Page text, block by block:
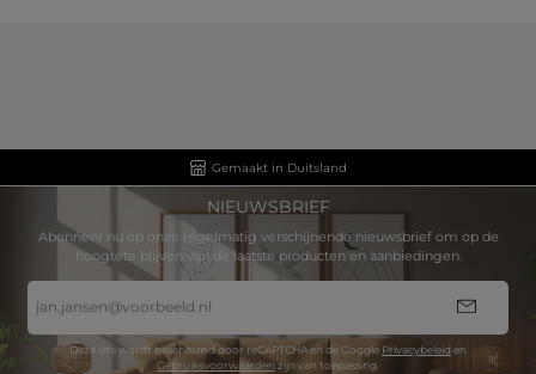
Gemaakt in Duitsland
NIEUWSBRIEF
Abonneer nu op onze regelmatig verschijnende nieuwsbrief om op de
hoogtete blijven van de laatste producten en aanbiedingen.
mailadres
*
Deze site wordt beschermd door reCAPTCHA en de Google Privacybeleid en
Gebruiksvoorwaardenzijn van toepassing.